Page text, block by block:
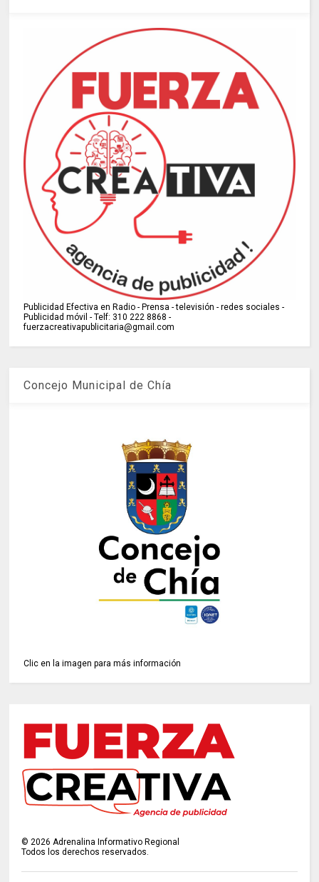
Publicidad Efectiva en Radio - Prensa - televisión - redes sociales -
Publicidad móvil - Telf: 310 222 8868 -
fuerzacreativapublicitaria@gmail.com
Concejo Municipal de Chía
Clic en la imagen para más información
© 2026 Adrenalina Informativo Regional
Todos los derechos reservados.